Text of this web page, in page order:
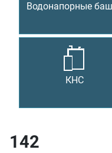
Водонапорные
КНС
142